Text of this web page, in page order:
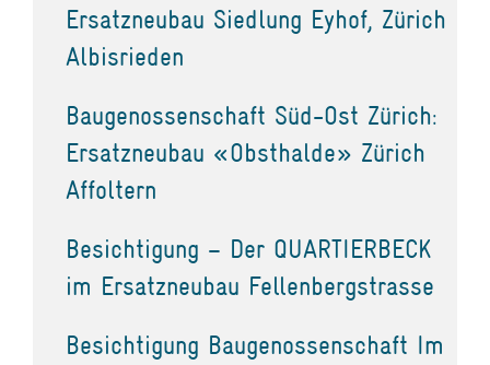
Ersatzneubau Siedlung Eyhof, Zürich
Albisrieden
Baugenossenschaft Süd-Ost Zürich:
Ersatzneubau «Obsthalde» Zürich
Affoltern
Besichtigung – Der QUARTIERBECK
im Ersatzneubau Fellenbergstrasse
Besichtigung Baugenossenschaft Im